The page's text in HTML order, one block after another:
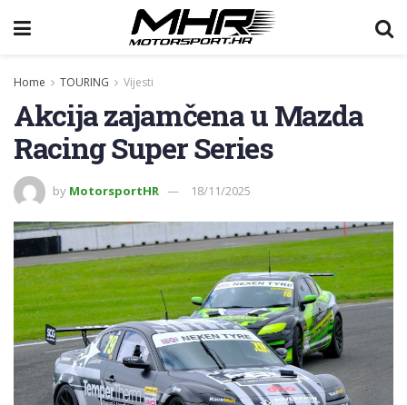
Home TOURING Vijesti
Akcija zajamčena u Mazda
Racing Super Series
by MotorsportHR 18/11/2025